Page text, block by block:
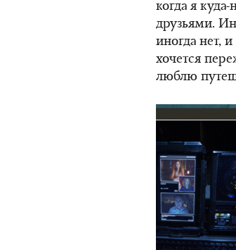
когда я
друзьями.
иногда нет,
хочется
люблю